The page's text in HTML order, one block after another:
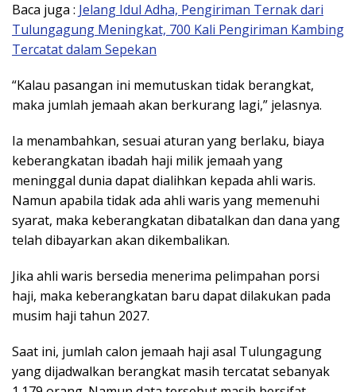
Baca juga : Jelang Idul Adha, Pengiriman Ternak dari
Tulungagung Meningkat, 700 Kali Pengiriman Kambing
Tercatat dalam Sepekan
“Kalau pasangan ini memutuskan tidak berangkat,
maka jumlah jemaah akan berkurang lagi,” jelasnya.
Ia menambahkan, sesuai aturan yang berlaku, biaya
keberangkatan ibadah haji milik jemaah yang
meninggal dunia dapat dialihkan kepada ahli waris.
Namun apabila tidak ada ahli waris yang memenuhi
syarat, maka keberangkatan dibatalkan dan dana yang
telah dibayarkan akan dikembalikan.
Jika ahli waris bersedia menerima pelimpahan porsi
haji, maka keberangkatan baru dapat dilakukan pada
musim haji tahun 2027.
Saat ini, jumlah calon jemaah haji asal Tulungagung
yang dijadwalkan berangkat masih tercatat sebanyak